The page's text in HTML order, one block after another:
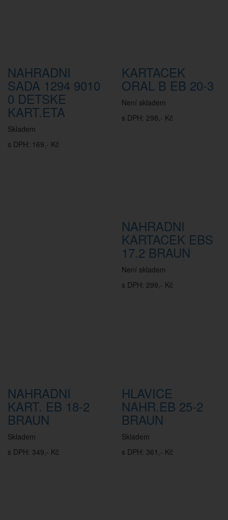
NAHRADNI
SADA 1294 9010
0 DETSKE
KART.ETA
Skladem
s DPH: 169,- Kč
KARTACEK
ORAL B EB 20-3
Není skladem
s DPH: 298,- Kč
NAHRADNI
KARTACEK EBS
17.2 BRAUN
Není skladem
s DPH: 299,- Kč
NAHRADNI
KART. EB 18-2
BRAUN
Skladem
s DPH: 349,- Kč
HLAVICE
NAHR.EB 25-2
BRAUN
Skladem
s DPH: 361,- Kč